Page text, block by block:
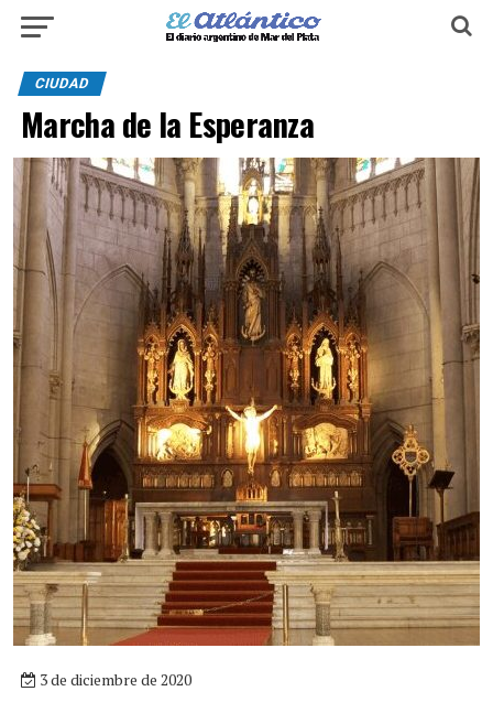
CIUDAD
Marcha de la Esperanza
3 de diciembre de 2020